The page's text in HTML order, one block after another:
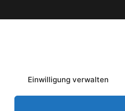
Einwilligung verwalten